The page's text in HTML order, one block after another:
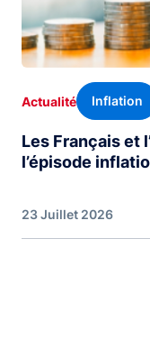
Actualité Inflation
Les Français et
l’épisode
23 Juillet 2026